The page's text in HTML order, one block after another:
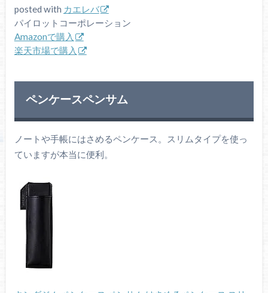
posted with カエレバ
パイロットコーポレーション
Amazonで購入
楽天市場で購入
ペンケースペンサム
ノートや手帳にはさめるペンケース。スリムタイプを使っ
ていますが本当に便利。